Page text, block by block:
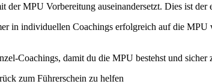
der MPU Vorbereitung auseinandersetzt. Dies ist
in individuellen Coachings erfolgreich auf die
Coachings, damit du die MPU bestehst und sicher
zum Führerschein zu helfen